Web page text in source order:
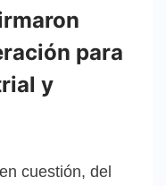
para
y
cuestión, del